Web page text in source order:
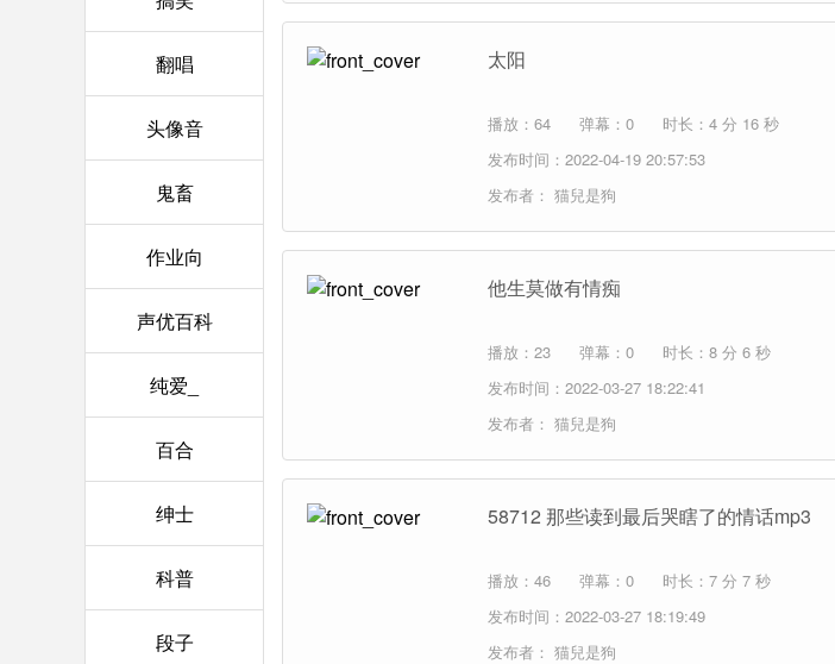
翻唱
头像音
鬼畜
作业向
声优百科
纯爱_
百合
绅士
科普
段子
太阳
播放：64 弹幕：0
时长：4 分 16 秒
发布时间：2022-04-19 20:57:53
发布者： 猫兒是狗
他生莫做有情痴
播放：23 弹幕：0
时长：8 分 6 秒
发布时间：2022-03-27 18:22:41
发布者： 猫兒是狗
58712 那些读到最后哭瞎了的情话mp3
播放：46 弹幕：0
时长：7 分 7 秒
发布时间：2022-03-27 18:19:49
发布者： 猫兒是狗